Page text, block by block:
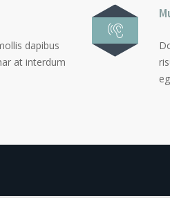
dapibus
at interdum